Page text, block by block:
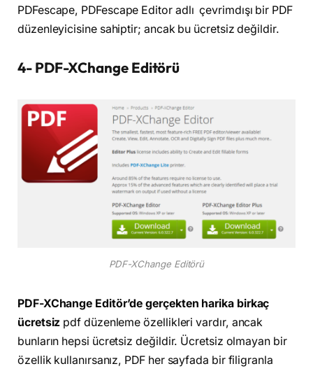
PDFescape, PDFescape Editor adlı çevrimdışı bir PDF
düzenleyicisine sahiptir; ancak bu ücretsiz değildir.
4- PDF-XChange Editörü
PDF-XChange Editörü
PDF-XChange Editör’de gerçekten harika birkaç
ücretsiz pdf düzenleme özellikleri vardır, ancak
bunların hepsi ücretsiz değildir. Ücretsiz olmayan bir
özellik kullanırsanız, PDF her sayfada bir filigranla